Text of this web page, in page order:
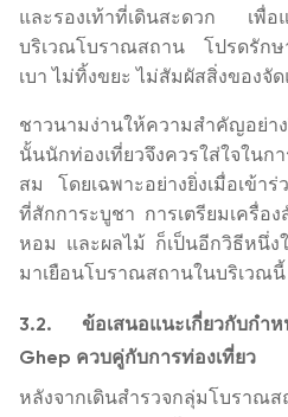
และรองเท้าที่เดินสะดวก เพื่
บริเวณโบราณสถาน โปรดรักษ
เบา ไม่ทิ้งขยะ ไม่สัมผัสสิ่งของจั
ชาวนามง่านให้ความสำคัญอย่
นั้นนักท่องเที่ยวจึงควรใส่ใจในก
สม โดยเฉพาะอย่างยิ่งเมื่อเข้า
ที่สักการะบูชา การเตรียมเครื่อ
หอม และผลไม้ ก็เป็นอีกวิธีหนึ่ง
มาเยือนโบราณสถานในบริเวณนี้
3.2. ข้อเสนอแนะเกี่ยวกับกำห
Ghep ควบคู่กับการท่องเที่ยว
หลังจากเดินสำรวจกลุ่มโบรา